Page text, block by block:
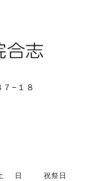
−１８
日 祝祭日